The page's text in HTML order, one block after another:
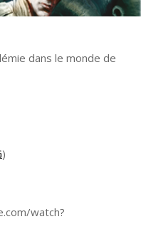
dans le monde de
)
watch?